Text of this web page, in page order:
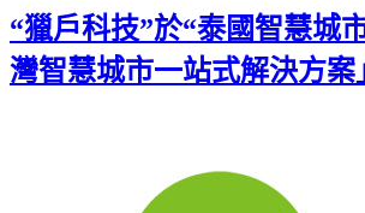
“獵戶科技”於“泰國智慧城
灣智慧城市一站式解決方案